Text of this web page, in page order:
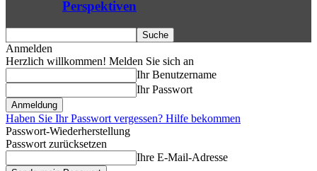
Perspektiven
Anmelden
Herzlich willkommen! Melden Sie sich an
Ihr Benutzername
Ihr Passwort
Haben Sie Ihr Passwort vergessen? Hilfe bekommen
Passwort-Wiederherstellung
Passwort zurücksetzen
Ihre E-Mail-Adresse